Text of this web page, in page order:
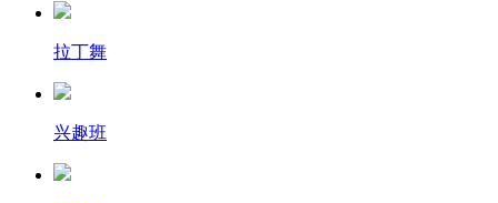
拉丁舞
兴趣班